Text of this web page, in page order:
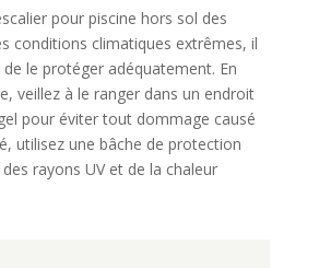
pour piscine hors sol des
conditions climatiques extrêmes, il
le protéger adéquatement. En
veillez à le ranger dans un endroit
pour éviter tout dommage causé
utilisez une bâche de protection
rayons UV et de la chaleur